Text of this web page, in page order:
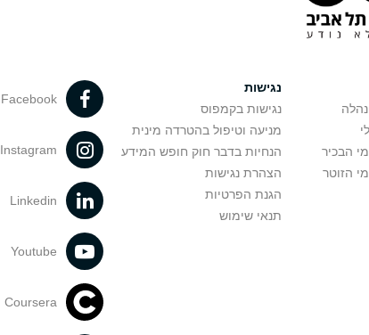
הבכיר
הזוטר
נגישות
נגישות בקמפוס
מניעה וטיפול בהטרדה מינית
הנחיות בדבר חוק חופש המידע
הצהרת נגישות
הגנת הפרטיות
תנאי שימוש
Facebook
Instagram
Linkedin
Youtube
Coursera